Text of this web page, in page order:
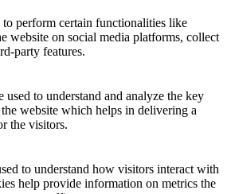
perform certain functionalities like
website on social media platforms, collect
party features.
used to understand and analyze the key
website which helps in delivering a
the visitors.
to understand how visitors interact with
help provide information on metrics the